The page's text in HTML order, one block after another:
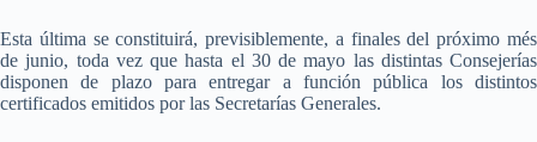
Esta última se constituirá, previsiblemente, a finales del próximo més
de junio, toda vez que hasta el 30 de mayo las distintas Consejerías
disponen de plazo para entregar a función pública los distintos
certificados emitidos por las Secretarías Generales.